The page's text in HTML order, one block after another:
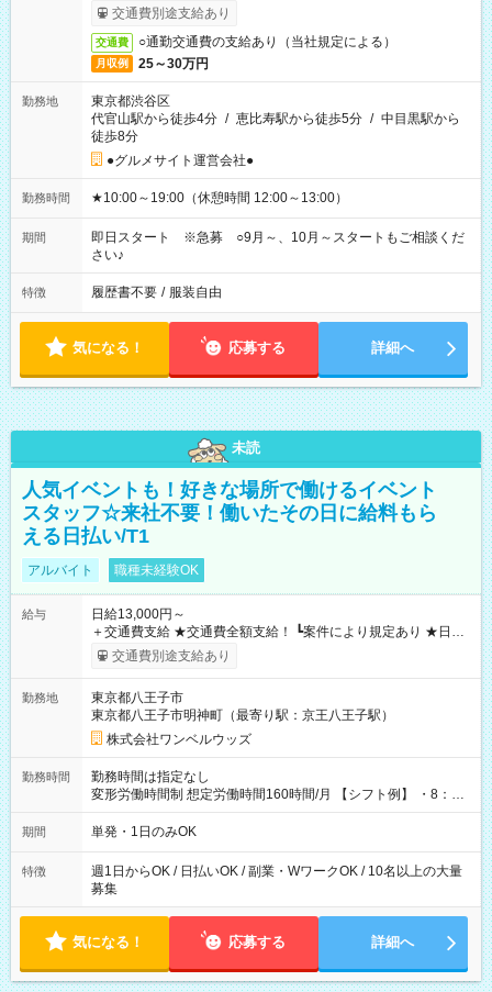
交通費別途支給あり
交通費 ○通勤交通費の支給あり（当社規定による）
月収例 25～30万円
勤務地
東京都渋谷区
代官山駅から徒歩4分 / 恵比寿駅から徒歩5分 / 中目黒駅から
徒歩8分
●グルメサイト運営会社●
勤務時間 ★10:00～19:00（休憩時間 12:00～13:00）
期間
即日スタート ※急募 ○9月～、10月～スタートもご相談くだ
さい♪
特徴 履歴書不要 / 服装自由
気になる！ 応募する 詳細へ
未読
人気イベントも！好きな場所で働けるイベント
スタッフ☆来社不要！働いたその日に給料もら
える日払い/T1
アルバイト 職種未経験OK
給与
日給13,000円～
＋交通費支給 ★交通費全額支給！ ┗案件により規定あり ★日払
いOK！（規定あり） ┗働いたその日に現金GET♪ お仕事後はコ
ンビニATMから 日払い分を引き落とせます！ 【試用期間】試
交通費別途支給あり
勤務地
東京都八王子市
東京都八王子市明神町（最寄り駅：京王八王子駅）
株式会社ワンベルウッズ
勤務時間
勤務時間は指定なし
変形労働時間制 想定労働時間160時間/月 【シフト例】 ・8：00
～21：00
期間 単発・1日のみOK
特徴
週1日からOK / 日払いOK / 副業・WワークOK / 10名以上の大量
募集
気になる！ 応募する 詳細へ